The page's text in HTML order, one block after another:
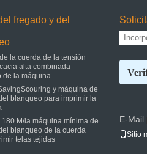
fregado y del
la cuerda de la tensión
alta combinada
de la máquina
y máquina de
blanqueo para imprimir la
M/la máquina mínima de
blanqueo de la cuerda
telas tejidas
E-Mail
Sitio